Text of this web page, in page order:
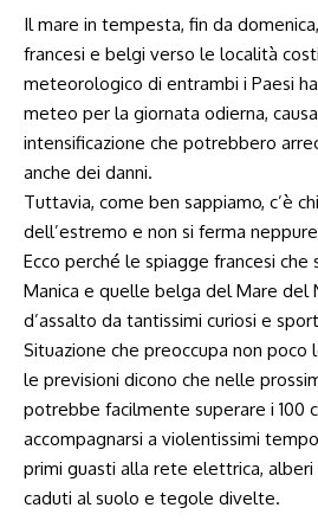
Il mare in tempesta, fin da
francesi e belgi verso le località
meteorologico di entrambi i Paesi
meteo per la giornata odierna,
intensificazione che potrebbero
anche dei danni.
Tuttavia, come ben sappiamo, c’è
dell’estremo e non si ferma
Ecco perché le spiagge francesi che
Manica e quelle belga del Mare del
d’assalto da tantissimi curiosi e
Situazione che preoccupa non poco
le previsioni dicono che nelle
potrebbe facilmente superare i 100
accompagnarsi a violentissimi
primi guasti alla rete elettrica, alberi
caduti al suolo e tegole divelte.